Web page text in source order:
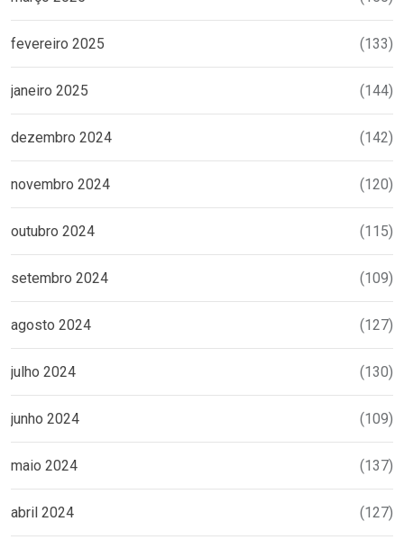
fevereiro 2025 (133)
janeiro 2025 (144)
dezembro 2024 (142)
novembro 2024 (120)
outubro 2024 (115)
setembro 2024 (109)
agosto 2024 (127)
julho 2024 (130)
junho 2024 (109)
maio 2024 (137)
abril 2024 (127)